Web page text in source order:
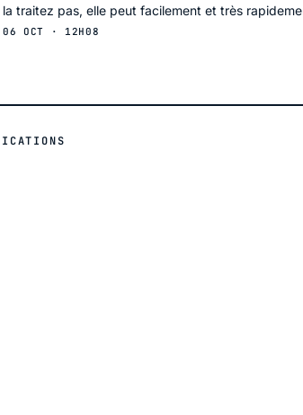
la traitez pas, elle peut facilement et très
06 OCT · 12H08